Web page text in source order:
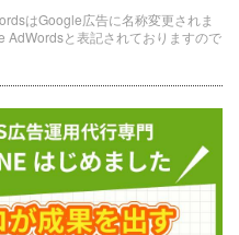
はGoogle広告に名称変更されま
AdWordsと表記されておりますので